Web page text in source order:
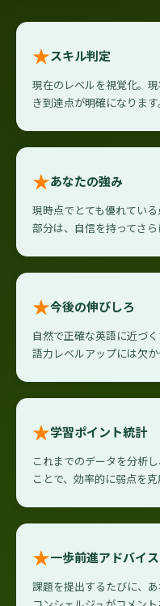
★スキル判定
現在のレベルを視覚化。
き到達点が明確になります。
★あなたの強み
現時点でとても優れてい
部分は、自信を持ってさら
★今後の伸びしろ
自然で正確な英語に近づ
語力レベルアップには欠か
★学習ポイント統計
これまでのデータを分析
ことで、効率的に弱点を克
★一歩前進アドバイス
課題を提出するたびに、